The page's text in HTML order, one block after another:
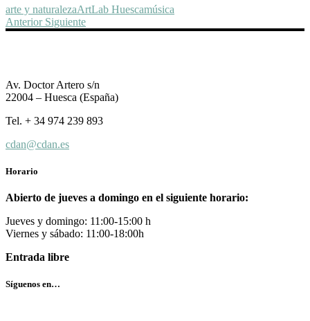
arte y naturalezaArtLab Huescamúsica
Anterior Siguiente
Av. Doctor Artero s/n
22004 – Huesca (España)
Tel. + 34 974 239 893
cdan@cdan.es
Horario
Abierto de jueves a domingo en el siguiente horario:
Jueves y domingo: 11:00-15:00 h
Viernes y sábado: 11:00-18:00h
Entrada libre
Síguenos en…